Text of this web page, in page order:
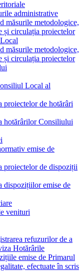
administrative
măsurile metodologice,
și circulația proiectelor
măsurile metodologice,
și circulația proiectelor
Local al
proiectelor de hotărâri
hotărârilor Consiliului
emise de
proiectelor de dispoziții
dispozițiilor emise de
venituri
refuzurilor de a
Hotărârile
emise de Primarul
efectuate în scris